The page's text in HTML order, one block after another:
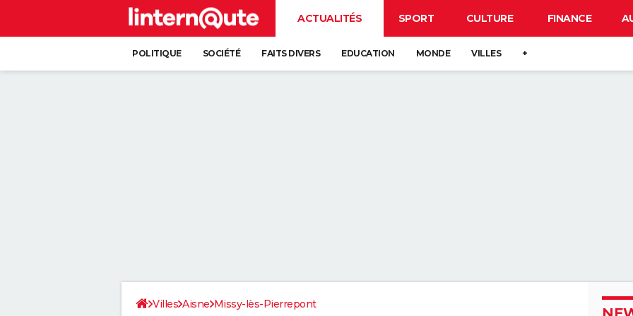
ACTUALITÉS SPORT CULTURE FINANCE
POLITIQUE SOCIÉTÉ FAITS DIVERS EDUCATION MONDE VILLES +
Villes Aisne Missy-lès-Pierrepont